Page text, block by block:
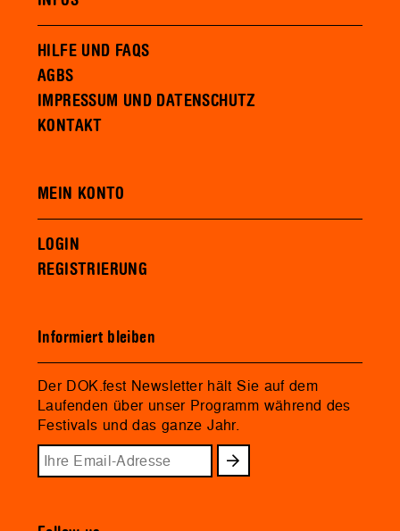
HILFE UND FAQS
AGBS
IMPRESSUM UND DATENSCHUTZ
KONTAKT
MEIN KONTO
LOGIN
REGISTRIERUNG
Informiert bleiben
Der DOK.fest Newsletter hält Sie auf dem
Laufenden über unser Programm während des
Festivals und das ganze Jahr.